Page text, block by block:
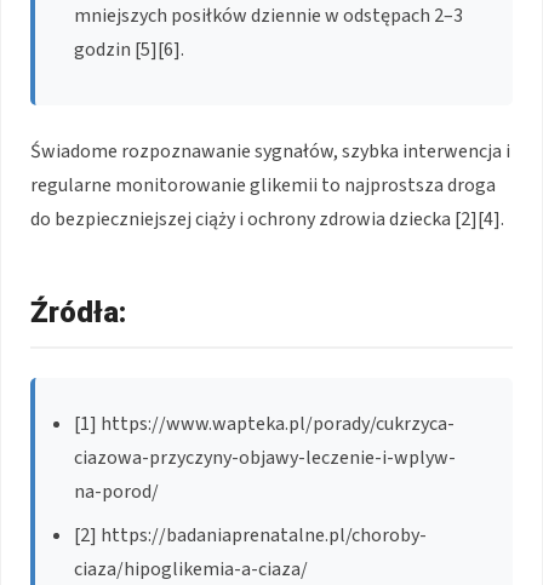
mniejszych posiłków dziennie w odstępach 2–3
godzin [5][6].
Świadome rozpoznawanie sygnałów, szybka interwencja i
regularne monitorowanie glikemii to najprostsza droga
do bezpieczniejszej ciąży i ochrony zdrowia dziecka [2][4].
Źródła:
[1] https://www.wapteka.pl/porady/cukrzyca-
ciazowa-przyczyny-objawy-leczenie-i-wplyw-
na-porod/
[2] https://badaniaprenatalne.pl/choroby-
ciaza/hipoglikemia-a-ciaza/